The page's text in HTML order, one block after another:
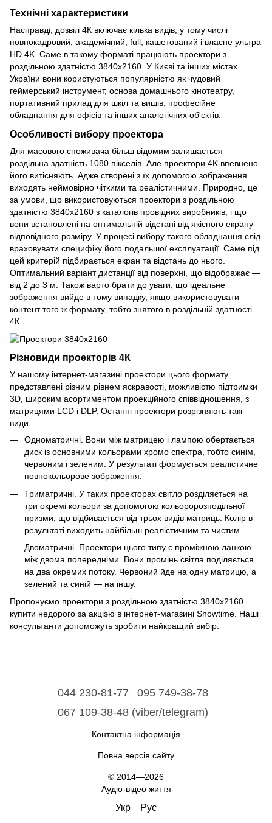
Технічні характеристики
Насправді, дозвіл 4К включає кілька видів, у тому числі
повнокадровий, академічний, full, кашетований і власне ультра
HD 4K. Саме в такому форматі працюють проектори з
роздільною здатністю 3840x2160. У Києві та інших містах
України вони користуються популярністю як чудовий
геймерський інструмент, основа домашнього кінотеатру,
портативний прилад для шкіл та вишів, професійне
обладнання для офісів та інших аналогічних об'єктів.
Особливості вибору проектора
Для масового споживача більш відомим залишається
роздільна здатність 1080 пікселів. Але проектори 4K впевнено
його витісняють. Адже створені з їх допомогою зображення
виходять неймовірно чіткими та реалістичними. Природно, це
за умови, що використовуються проектори з роздільною
здатністю 3840x2160 з каталогів провідних виробників, і що
вони встановлені на оптимальній відстані від якісного екрану
відповідного розміру. У процесі вибору такого обладнання слід
враховувати специфіку його подальшої експлуатації. Саме під
цей критерій підбирається екран та відстань до нього.
Оптимальний варіант дистанції від поверхні, що відображає —
від 2 до 3 м. Також варто брати до уваги, що ідеальне
зображення вийде в тому випадку, якщо використовувати
контент того ж формату, тобто знятого в роздільній здатності
4К.
Різновиди проекторів 4К
У нашому інтернет-магазині проектори цього формату
представлені різним рівнем яскравості, можливістю підтримки
3D, широким асортиментом проекційного співвідношення, з
матрицями LCD і DLP. Останні проектори розрізняють такі
види:
Одноматричні. Вони між матрицею і лампою обертається
диск із основними кольорами хромо спектра, тобто синім,
червоним і зеленим. У результаті формується реалістичне
повнокольорове зображення.
Триматричні. У таких проекторах світло розділяється на
три окремі кольори за допомогою кольоророзподільної
призми, що відбивається від трьох видів матриць. Колір в
результаті виходить найбільш реалістичним та чистим.
Двоматричні. Проектори цього типу є проміжною ланкою
між двома попередніми. Вони промінь світла поділяється
на два окремих потоку. Червоний йде на одну матрицю, а
зелений та синій — на іншу.
Пропонуємо проектори з роздільною здатністю 3840x2160
купити недорого за акціэю в інтернет-магазині Showtime. Наші
консультанти допоможуть зробити найкращий вибір.
044 230-81-77
095 749-38-78
067 109-38-48 (viber/telegram)
Контактна інформація
Повна версія сайту
© 2014—2026
Аудіо-відео життя
Укр Рус